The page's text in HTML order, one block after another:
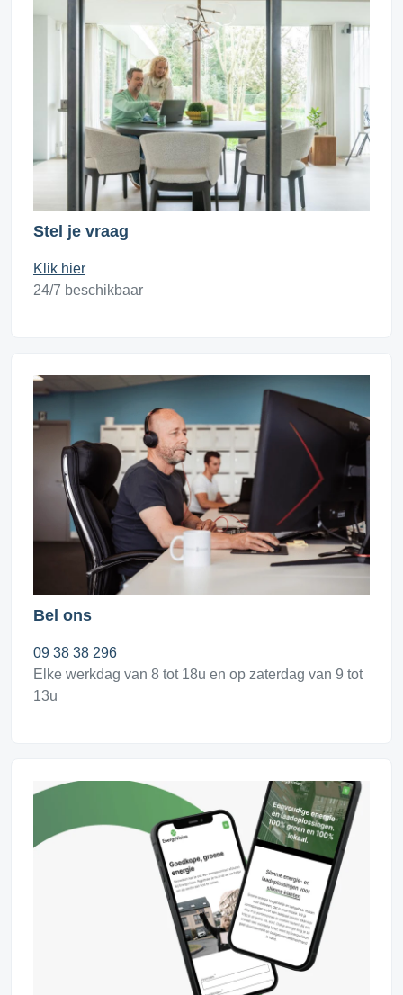
Stel je vraag
Klik hier
24/7 beschikbaar
Bel ons
09 38 38 296
Elke werkdag van 8 tot 18u en op zaterdag van 9 tot
13u